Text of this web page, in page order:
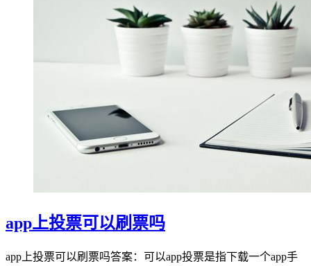
app上投票可以刷票吗
app上投票可以刷票吗答案：可以app投票是指下载一个app手